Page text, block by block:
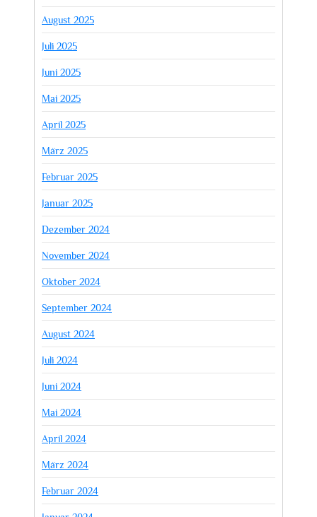
August 2025
Juli 2025
Juni 2025
Mai 2025
April 2025
März 2025
Februar 2025
Januar 2025
Dezember 2024
November 2024
Oktober 2024
September 2024
August 2024
Juli 2024
Juni 2024
Mai 2024
April 2024
März 2024
Februar 2024